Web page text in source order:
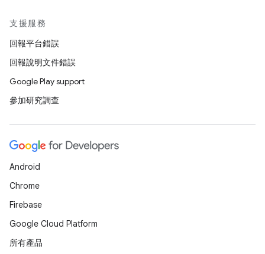
支援服務
回報平台錯誤
回報說明文件錯誤
Google Play support
參加研究調查
Android
Chrome
Firebase
Google Cloud Platform
所有產品